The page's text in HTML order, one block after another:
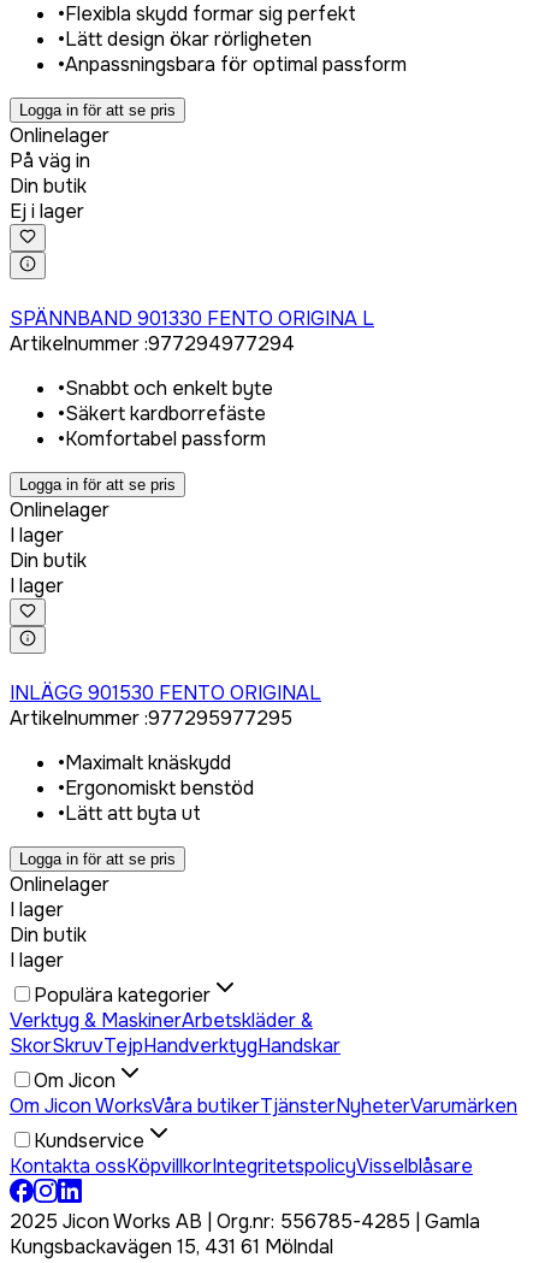
•Flexibla skydd formar sig perfekt
•Lätt design ökar rörligheten
•Anpassningsbara för optimal passform
Logga in för att se pris
Onlinelager
På väg in
Din butik
Ej i lager
SPÄNNBAND 901330 FENTO ORIGINA L
Artikelnummer:977294977294
•Snabbt och enkelt byte
•Säkert kardborrefäste
•Komfortabel passform
Logga in för att se pris
Onlinelager
I lager
Din butik
I lager
INLÄGG 901530 FENTO ORIGINAL
Artikelnummer:977295977295
•Maximalt knäskydd
•Ergonomiskt benstöd
•Lätt att byta ut
Logga in för att se pris
Onlinelager
I lager
Din butik
I lager
Populära kategorier
Verktyg & MaskinerArbetskläder &
SkorSkruvTejpHandverktygHandskar
Om Jicon
Om Jicon WorksVåra butikerTjänsterNyheterVarumärken
Kundservice
Kontakta ossKöpvillkorIntegritetspolicyVisselblåsare
2025 Jicon Works AB | Org.nr: 556785-4285 | Gamla
Kungsbackavägen 15, 431 61 Mölndal